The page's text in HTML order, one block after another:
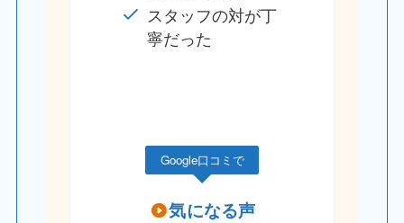
スタッフの対が丁
寧だった
Google口コミで
気になる声